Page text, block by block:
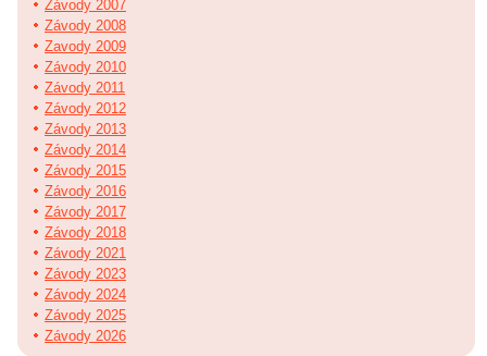
Závody 2007
Závody 2008
Zavody 2009
Závody 2010
Závody 2011
Závody 2012
Závody 2013
Závody 2014
Závody 2015
Závody 2016
Závody 2017
Závody 2018
Závody 2021
Závody 2023
Závody 2024
Závody 2025
Závody 2026